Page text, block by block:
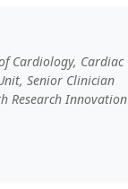
Cardiology, Cardiac
Senior Clinician
Research Innovation